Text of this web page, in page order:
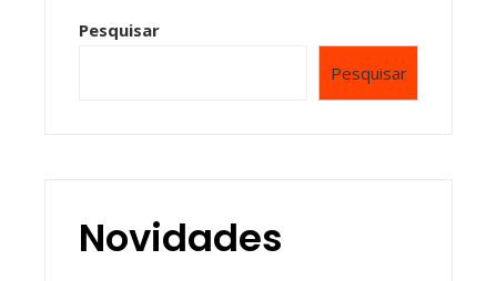
Pesquisar
Pesquisar
Novidades